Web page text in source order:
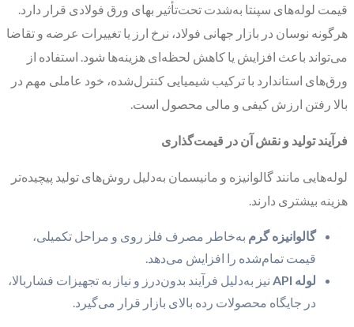
قیمت لوله‌های سپنتا به‌شدت تحت‌تأثیر بهای ورق فولادی قرار دارد.
هرگونه نوسان در بازار جهانی فولاد، نرخ ارز یا تغییرات عرضه و تقاضا
می‌تواند باعث افزایش یا کاهش لحظه‌ای هزینه‌ها شود. استفاده از
ورق‌های استاندارد با ترکیب شیمیایی کنترل‌شده، خود عاملی مهم در
بالا رفتن ارزش کیفی و مالی محصول است.
فرآیند تولید و نقش آن در قیمت‌گذاری
لوله‌هایی مانند گالوانیزه و مانیسمان به‌دلیل روش‌های تولید پیچیده‌تر
هزینه بیشتری دارند.
گالوانیزه گرم به‌خاطر مصرف فلز روی و مراحل تکمیلی،
قیمت تمام‌شده را افزایش می‌دهد.
لوله API
نیز به‌دلیل فرآیند بدون‌درز و نیاز به تجهیزات فشاربالا،
در جایگاه محصولات رده بالای بازار قرار می‌گیرد.